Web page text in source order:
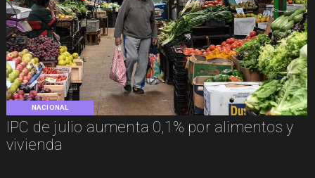
NACIONAL
IPC de julio aumenta 0,1% por alimentos y
vivienda